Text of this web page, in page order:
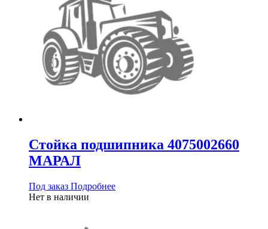
Стойка подшипника 4075002660
МАРАЛ
Под заказ Подробнее
Нет в наличии